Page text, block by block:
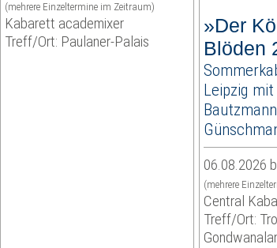
(mehrere Einzeltermine im Zeitraum)
Kabarett academixer
Treff/Ort: Paulaner-Palais
»Der
Blöden
Leipzig
06.08.2026
(mehrere
Central
Treff/Ort: